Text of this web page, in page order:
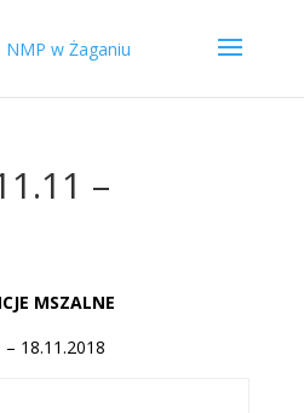
–
MSZALNE
– 18.11.2018